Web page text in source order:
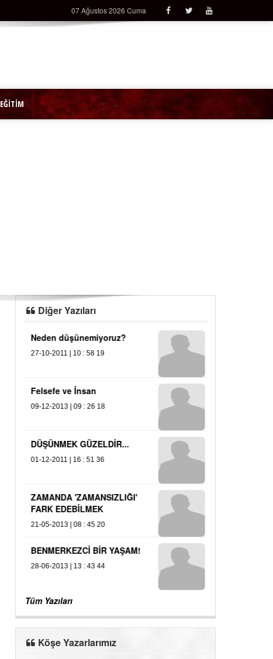
07 Ağustos 2026 Cuma
EĞİTİM
Diğer Yazıları
Neden düşünemiyoruz?
27-10-2011 | 10 : 58 19
Felsefe ve İnsan
09-12-2013 | 09 : 26 18
DÜŞÜNMEK GÜZELDİR...
01-12-2011 | 16 : 51 36
ZAMANDA 'ZAMANSIZLIĞI'
FARK EDEBİLMEK
21-05-2013 | 08 : 45 20
BENMERKEZCİ BİR YAŞAM!
28-06-2013 | 13 : 43 44
Tüm Yazıları
Köşe Yazarlarımız